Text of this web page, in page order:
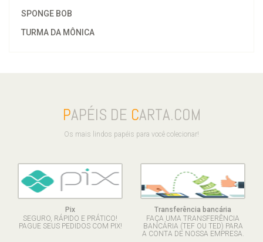
SPONGE BOB
TURMA DA MÔNICA
PAPÉIS DE CARTA.COM
Os mais lindos papéis para você colecionar!
Pix
SEGURO, RÁPIDO E PRÁTICO!
PAGUE SEUS PEDIDOS COM PIX!
Transferência bancária
FAÇA UMA TRANSFERÊNCIA
BANCÁRIA (TEF OU TED) PARA
A CONTA DE NOSSA EMPRESA.